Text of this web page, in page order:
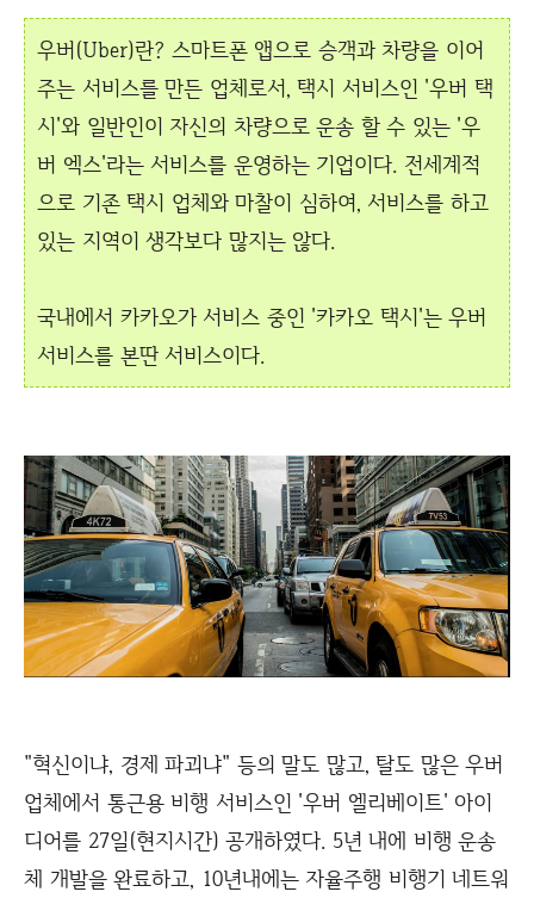
우버(Uber)란? 스마트폰 앱으로 승객과 차량을 이어
주는 서비스를 만든 업체로서, 택시 서비스인 '우버 택
시'와 일반인이 자신의 차량으로 운송 할 수 있는 '우
버 엑스'라는 서비스를 운영하는 기업이다. 전세계적
으로 기존 택시 업체와 마찰이 심하여, 서비스를 하고
있는 지역이 생각보다 많지는 않다.
국내에서 카카오가 서비스 중인 '카카오 택시'는 우버
서비스를 본딴 서비스이다.
"혁신이냐, 경제 파괴냐" 등의 말도 많고, 탈도 많은 우버
업체에서 통근용 비행 서비스인 '우버 엘리베이트' 아이
디어를 27일(현지시간) 공개하였다. 5년 내에 비행 운송
체 개발을 완료하고, 10년내에는 자율주행 비행기 네트워